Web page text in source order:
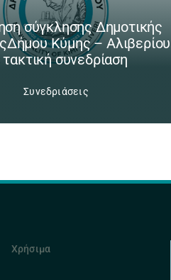
σύγκλησης Δημοτικής
Κύμης – Αλιβερίου
συνεδρίαση
Συνεδριάσεις
Χρήσιμα